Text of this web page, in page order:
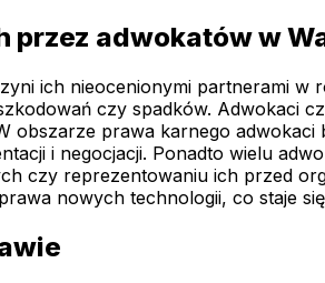
przez adwokatów w
ich nieocenionymi partnerami
czy spadków. Adwokaci
obszarze prawa karnego
i negocjacji. Ponadto wielu
czy reprezentowaniu ich przed
nowych technologii, co staje